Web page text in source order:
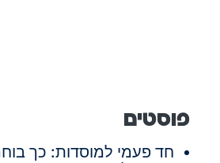
פוסטים
חד פעמי למוסדות: כך